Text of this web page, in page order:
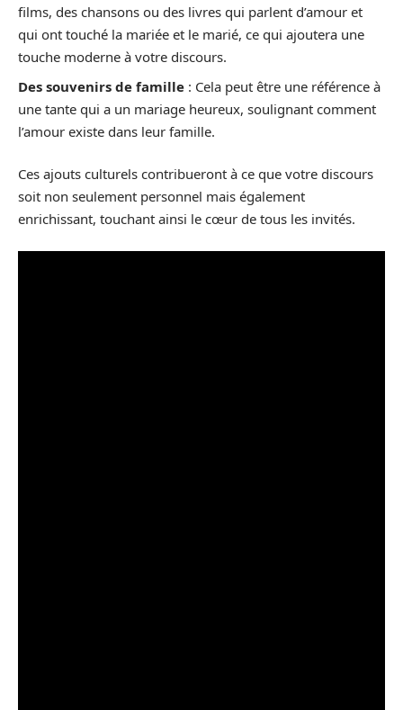
films, des chansons ou des livres qui parlent d’amour et
qui ont touché la mariée et le marié, ce qui ajoutera une
touche moderne à votre discours.
Des souvenirs de famille : Cela peut être une référence à
une tante qui a un mariage heureux, soulignant comment
l’amour existe dans leur famille.
Ces ajouts culturels contribueront à ce que votre discours
soit non seulement personnel mais également
enrichissant, touchant ainsi le cœur de tous les invités.